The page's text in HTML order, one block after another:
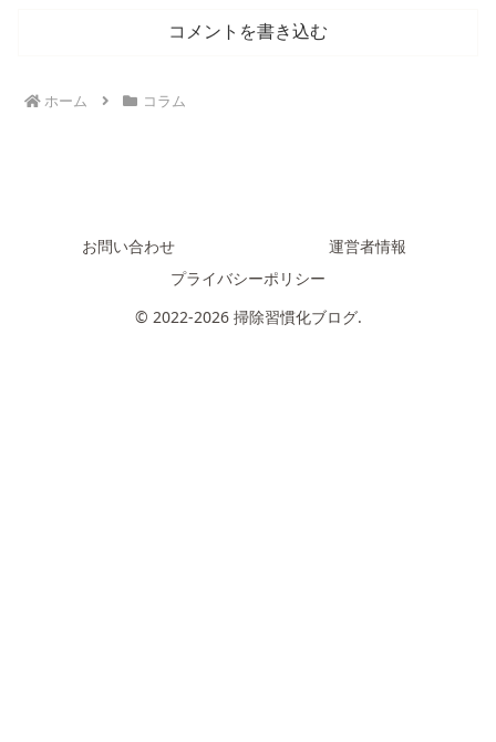
コメントを書き込む
ホーム コラム
お問い合わせ
運営者情報
プライバシーポリシー
© 2022-2026 掃除習慣化ブログ.